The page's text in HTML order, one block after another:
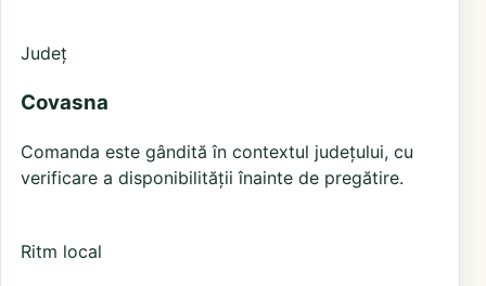
Județ
Covasna
Comanda este gândită în contextul județului, cu
verificare a disponibilității înainte de pregătire.
Ritm local